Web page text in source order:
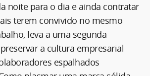
noite para o dia e ainda contratar
terem convivido no mesmo
leva a uma segunda
a cultura empresarial
espalhados